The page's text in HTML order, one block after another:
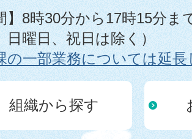
】8時30分から17時15分ま
日曜日、祝日は除く）
の一部業務については延
組織から探す